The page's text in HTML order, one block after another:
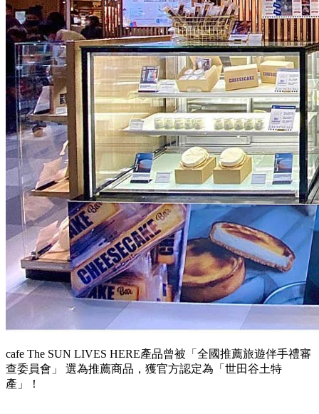
cafe The SUN LIVES HERE產品曾被「全國推薦旅遊伴手禮審
查委員會」 選為推薦商品，獲官方認定為「世田谷土特
產」！